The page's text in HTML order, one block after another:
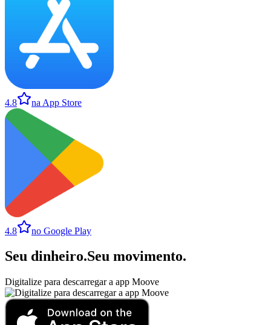
4.8 na App Store
4.8 no Google Play
Seu dinheiro.Seu movimento.
Digitalize para descarregar a app Moove